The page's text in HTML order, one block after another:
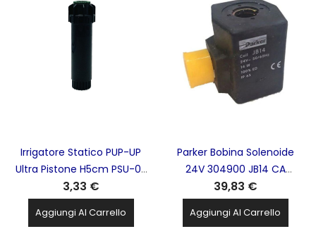
Irrigatore Statico PUP-UP
Ultra Pistone H5cm PSU-02
Irritec HUNTER - IGPSU0212A
3,33 €
Aggiungi Al Carrello
Parker Bobina Solenoide
24V 304900 JB14 CA
FERRARI - 061032
39,83 €
Aggiungi Al Carrello